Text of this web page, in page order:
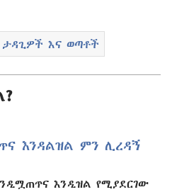
ታዳጊዎች እና ወጣቶች
እንዳልዝል ምን ሊረዳኝ
እንዲዝል የሚያደርገው